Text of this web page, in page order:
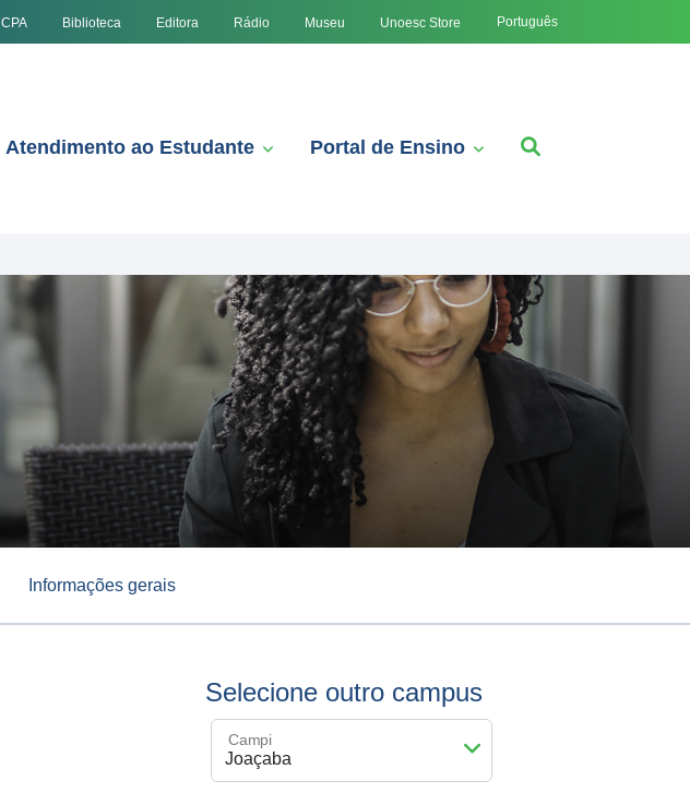
CPA Biblioteca Editora Rádio Museu Unoesc Store Português
Atendimento ao Estudante Portal de Ensino
Informações gerais
Selecione outro campus
Campi